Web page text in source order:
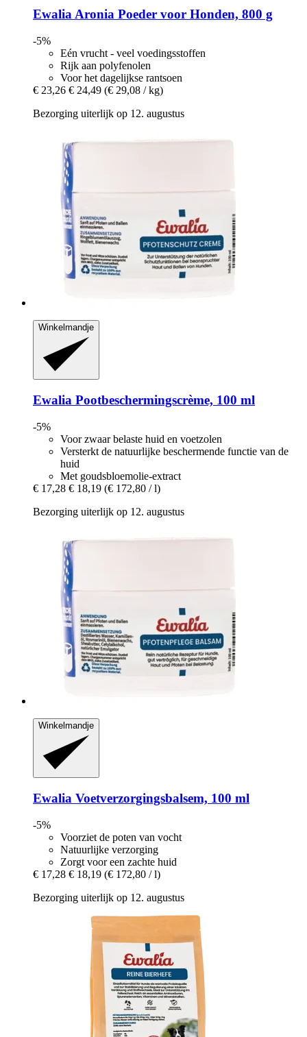
EwaliaAronia Poeder voor Honden, 800 g
-5%
Eén vrucht - veel voedingsstoffen
Rijk aan polyfenolen
Voor het dagelijkse rantsoen
€ 23,26 € 24,49 (€ 29,08 / kg)
Bezorging uiterlijk op 12. augustus
Winkelmandje
Ewalia Pootbeschermingscrème, 100 ml
-5%
Voor zwaar belaste huid en voetzolen
Versterkt de natuurlijke beschermende functie van de
huid
Met goudsbloemolie-extract
€ 17,28 € 18,19 (€ 172,80 / l)
Bezorging uiterlijk op 12. augustus
Winkelmandje
Ewalia Voetverzorgingsbalsem, 100 ml
-5%
Voorziet de poten van vocht
Natuurlijke verzorging
Zorgt voor een zachte huid
€ 17,28 € 18,19 (€ 172,80 / l)
Bezorging uiterlijk op 12. augustus